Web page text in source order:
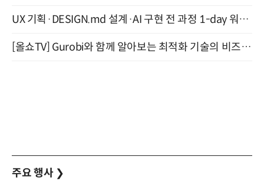
UX 기획·DESIGN.md 설계·AI 구현 전 과정 1-day 워크숍 with Claude Code·Codex 9월 15일 개최
[올쇼TV] Gurobi와 함께 알아보는 최적화 기술의 비즈니스 활용 (8월 20일 생방송)
주요 행사 ❯